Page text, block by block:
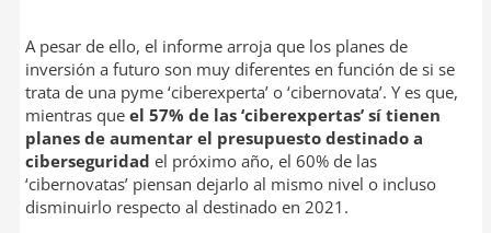
A pesar de ello, el informe arroja que los planes de
inversión a futuro son muy diferentes en función de si se
trata de una pyme ‘ciberexperta’ o ‘cibernovata’. Y es que,
mientras que el 57% de las ‘ciberexpertas’ sí tienen
planes de aumentar el presupuesto destinado a
ciberseguridad el próximo año, el 60% de las
‘cibernovatas’ piensan dejarlo al mismo nivel o incluso
disminuirlo respecto al destinado en 2021.